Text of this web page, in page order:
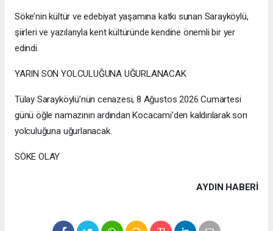
Söke’nin kültür ve edebiyat yaşamına katkı sunan Sarayköylü,
şiirleri ve yazılarıyla kent kültüründe kendine önemli bir yer
edindi.
YARIN SON YOLCULUĞUNA UĞURLANACAK
Tülay Sarayköylü’nün cenazesi, 8 Ağustos 2026 Cumartesi
günü öğle namazının ardından Kocacami’den kaldırılarak son
yolculuğuna uğurlanacak.
SÖKE OLAY
AYDIN HABERİ